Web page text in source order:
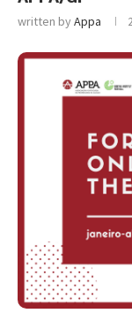
written byAppa